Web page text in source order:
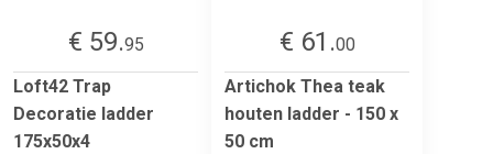
€ 59.95
Loft42 Trap
Decoratie ladder
175x50x4
€ 61.00
Artichok Thea teak
houten ladder - 150 x
50 cm